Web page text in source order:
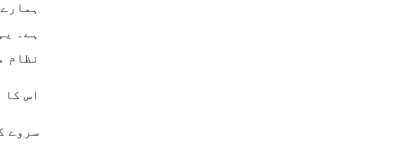
ہے۔
نظام
اس
سروے